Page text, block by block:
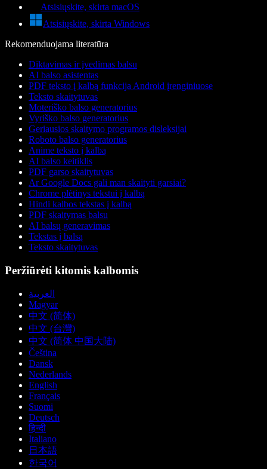
Atsisiųskite, skirta macOS
Atsisiųskite, skirta Windows
Rekomenduojama literatūra
Diktavimas ir įvedimas balsu
AI balso asistentas
PDF teksto į kalbą funkcija Android įrenginiuose
Teksto skaitytuvas
Moteriško balso generatorius
Vyriško balso generatorius
Geriausios skaitymo programos disleksijai
Roboto balso generatorius
Anime teksto į kalbą
AI balso keitiklis
PDF garso skaitytuvas
Ar Google Docs gali man skaityti garsiai?
Chrome plėtinys tekstui į kalbą
Hindi kalbos tekstas į kalbą
PDF skaitymas balsu
AI balsų generavimas
Tekstas į balsą
Teksto skaitytuvas
Peržiūrėti kitomis kalbomis
العربية
Magyar
中文 (简体)
中文 (台灣)
中文 (简体 中国大陆)
Čeština
Dansk
Nederlands
English
Français
Suomi
Deutsch
हिन्दी
Italiano
日本語
한국어